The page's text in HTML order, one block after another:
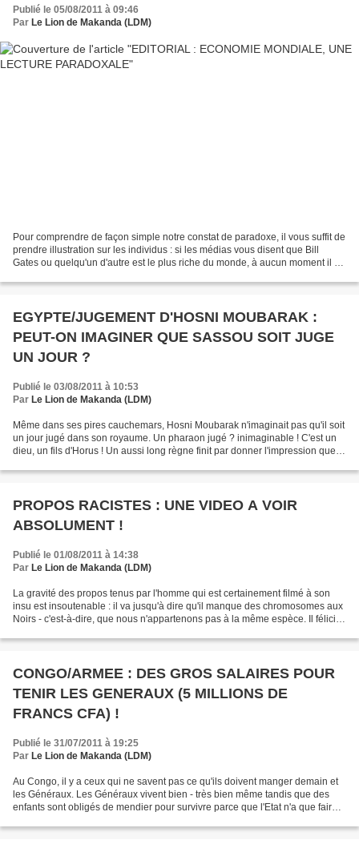
Publié le 05/08/2011 à 09:46
Par Le Lion de Makanda (LDM)
Pour comprendre de façon simple notre constat de paradoxe, il vous suffit de
prendre illustration sur les individus : si les médias vous disent que Bill
Gates ou quelqu'un d'autre est le plus riche du monde, à aucun moment il ne
EGYPTE/JUGEMENT D'HOSNI MOUBARAK :
PEUT-ON IMAGINER QUE SASSOU SOIT JUGE
UN JOUR ?
Publié le 03/08/2011 à 10:53
Par Le Lion de Makanda (LDM)
Même dans ses pires cauchemars, Hosni Moubarak n'imaginait pas qu'il soit
un jour jugé dans son royaume. Un pharaon jugé ? inimaginable ! C'est un
dieu, un fils d'Horus ! Un aussi long règne finit par donner l'impression que le
PROPOS RACISTES : UNE VIDEO A VOIR
ABSOLUMENT !
Publié le 01/08/2011 à 14:38
Par Le Lion de Makanda (LDM)
La gravité des propos tenus par l'homme qui est certainement filmé à son
insu est insoutenable : il va jusqu'à dire qu'il manque des chromosomes aux
Noirs - c'est-à-dire, que nous n'appartenons pas à la même espèce. Il félicite
CONGO/ARMEE : DES GROS SALAIRES POUR
TENIR LES GENERAUX (5 MILLIONS DE
FRANCS CFA) !
Publié le 31/07/2011 à 19:25
Par Le Lion de Makanda (LDM)
Au Congo, il y a ceux qui ne savent pas ce qu'ils doivent manger demain et
les Généraux. Les Généraux vivent bien - très bien même tandis que des
enfants sont obligés de mendier pour survivre parce que l'Etat n'a que faire